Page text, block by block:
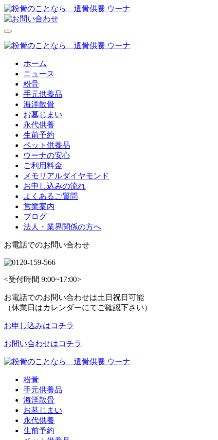
ホーム
ニュース
粉骨
手元供養品
海洋散骨
お墓じまい
永代供養
生前予約
ペット供養品
ウーナの安心
ご利用料金
メモリアルダイヤモンド
お申し込みの流れ
よくあるご質問
営業案内
ブログ
法人・業界関係の方へ
お電話でのお問い合わせ
<受付時間 9:00~17:00>
お電話でのお問い合わせは土日祝日可能
（休業日はカレンダーにてご確認下さい）
お申し込みはコチラ
お問い合わせはコチラ
粉骨
手元供養品
海洋散骨
お墓じまい
永代供養
生前予約